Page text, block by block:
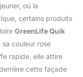
où la
certains produits
GreenLife Quik
couleur rose
rapide, elle attire
cette façade